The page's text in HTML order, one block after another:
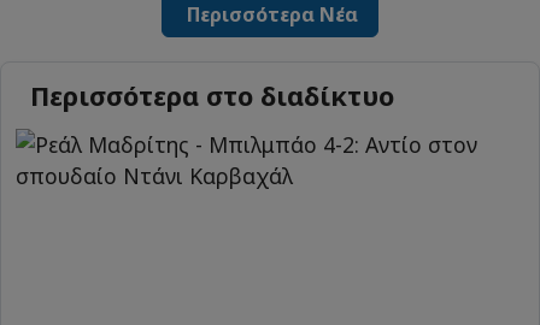
Περισσότερα Νέα
Περισσότερα στο διαδίκτυο